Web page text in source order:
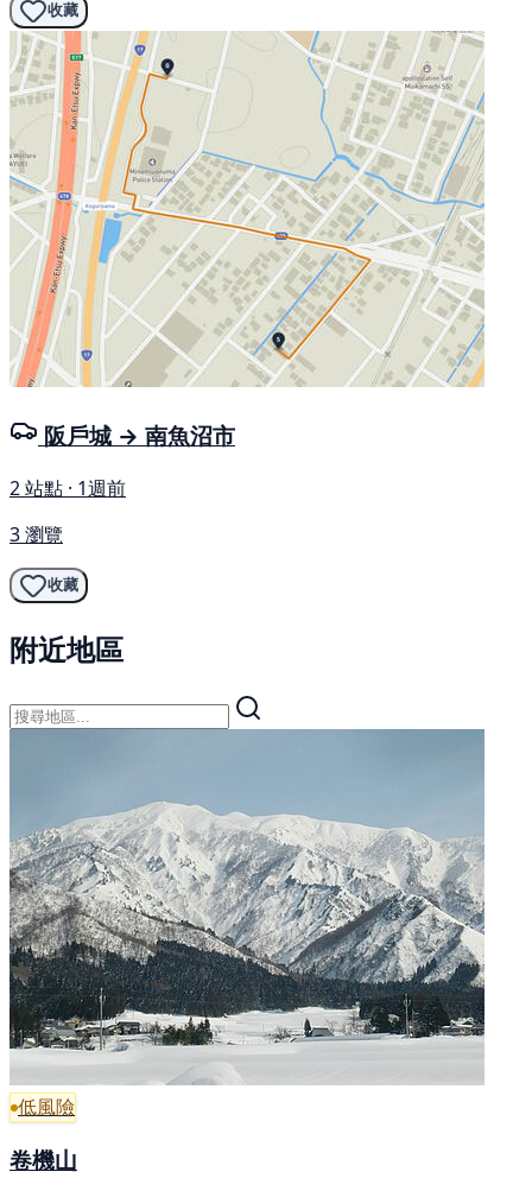
收藏
阪戶城 → 南魚沼市
2 站點 · 1週前
3 瀏覽
收藏
附近地區
低風險
卷機山